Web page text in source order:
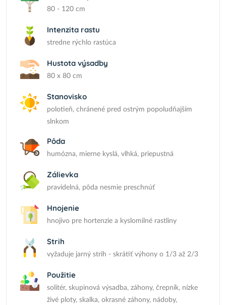
80 - 120 cm
Intenzita rastu
stredne rýchlo rastúca
Hustota výsadby
80 x 80 cm
Stanovisko
polotieň, chránené pred ostrým popoludňajším
slnkom
Pôda
humózna, mierne kyslá, vlhká, priepustná
Zálievka
pravidelná, pôda nesmie preschnúť
Hnojenie
hnojivo pre hortenzie a kyslomilné rastliny
Strih
vyžaduje jarný strih - skrátiť výhony o 1/3 až 2/3
Použitie
solitér, skupinová výsadba, záhony, črepník, nízke
živé ploty, skalka, okrasné záhony, nádoby,